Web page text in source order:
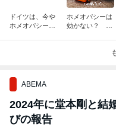
ドイツは、今や
ホメオパシーの
ホメオパシーは
効かない？ 怖
ABEMA
2024年に堂本剛と結
びの報告